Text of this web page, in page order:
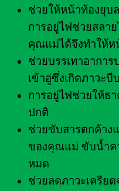
ช่วยให้หน้าท้องยุบ
การอยู่ไฟช่วยสลา
คุณแม่ได้จึงทำให้ห
ช่วยบรรเทาอากา
เข้าอู่ซึ่งเกิดภาวะ
การอยู่ไฟช่วยให้ธ
ปกติ
ช่วยขับสารตกค้าง
ของคุณแม่ ขับน้ำค
หมด
ช่วยลดภาวะเครีย